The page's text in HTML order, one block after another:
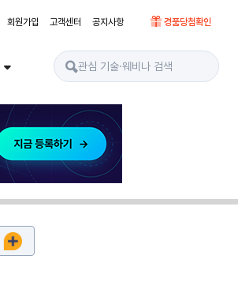
회원가입 고객센터 공지사항 경품당첨확인